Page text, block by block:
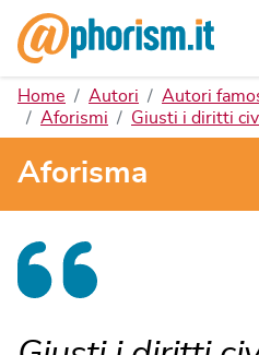
Home Autori Autori
Aforismi
Giusti i diritti
Aforisma